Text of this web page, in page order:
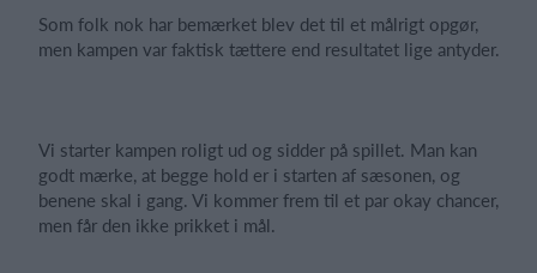
Som folk nok har bemærket blev det til et målrigt opgør,
men kampen var faktisk tættere end resultatet lige antyder.
Vi starter kampen roligt ud og sidder på spillet. Man kan
godt mærke, at begge hold er i starten af sæsonen, og
benene skal i gang. Vi kommer frem til et par okay chancer,
men får den ikke prikket i mål.